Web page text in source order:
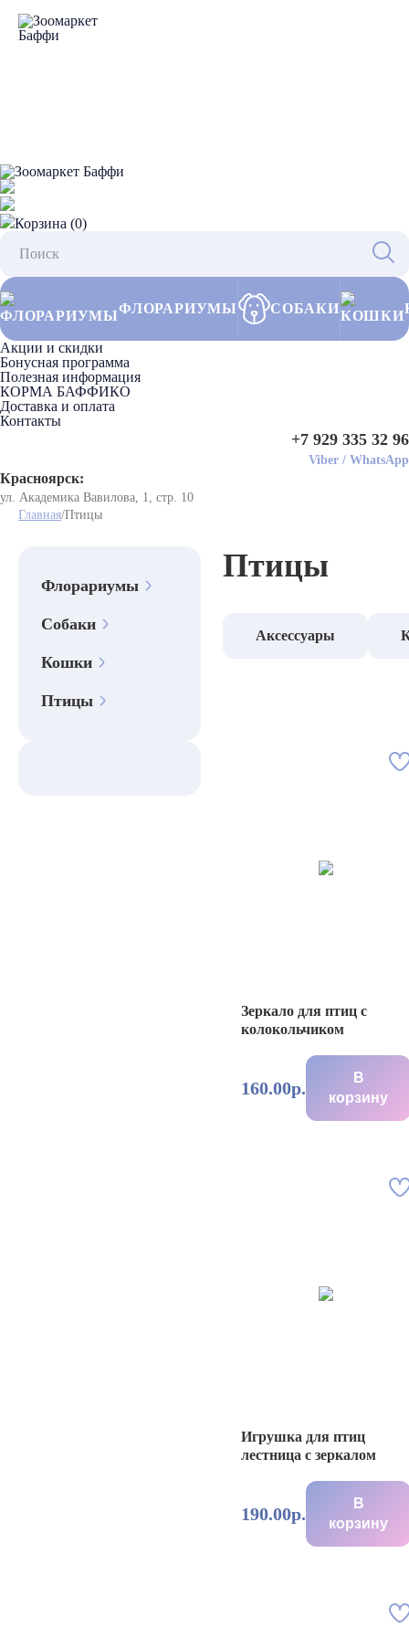
Корзина (0)
ФЛОРАРИУМЫ СОБАКИ
Акции и скидки
Бонусная программа
Полезная информация
КОРМА БАФФИКО
Доставка и оплата
Контакты
+7 929 335 32 96
Viber / WhatsApp
Красноярск:
ул. Академика Вавилова, 1, стр. 10
Главная/Птицы
Флорариумы
Собаки
Кошки
Птицы
Птицы
Аксессуары
Зеркало для птиц с
колокольчиком
160.00р.
В
корзину
Игрушка для птиц
лестница с зеркалом
190.00р.
В
корзину